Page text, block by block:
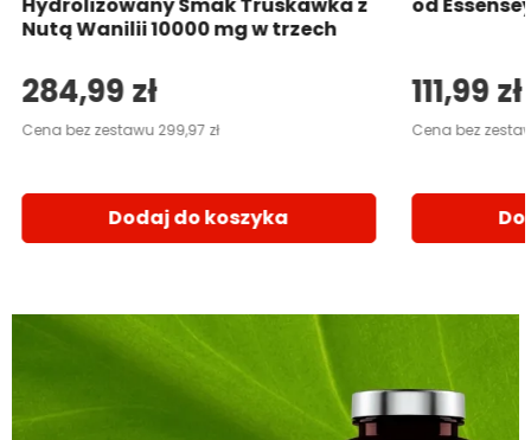
Nutą Wanilii 10000 mg w trzech
284,99 zł
Cena bez zestawu 299,97 zł
Dodaj do koszyka
111,99 zł
Cena bez